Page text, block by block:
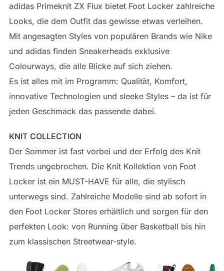
adidas Primeknit ZX Flux bietet Foot Locker zahlreiche
Looks, die dem Outfit das gewisse etwas verleihen.
Mit angesagten Styles von populären Brands wie Nike
und adidas finden Sneakerheads exklusive
Colourways, die alle Blicke auf sich ziehen.
Es ist alles mit im Programm: Qualität, Komfort,
innovative Technologien und sleeke Styles – da ist für
jeden Geschmack das passende dabei.
KNIT COLLECTION
Der Sommer ist fast vorbei und der Erfolg des Knit
Trends ungebrochen. Die Knit Kollektion von Foot
Locker ist ein MUST-HAVE für alle, die stylisch
unterwegs sind. Zahlreiche Modelle sind ab sofort in
den Foot Locker Stores erhältlich und sorgen für den
perfekten Look: von Running über Basketball bis hin
zum klassischen Streetwear-style.